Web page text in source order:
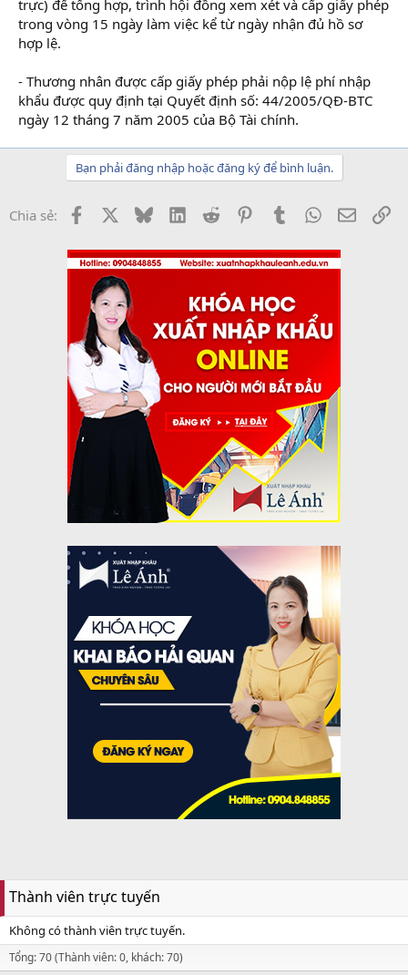
trực) để tổng hợp, trình hội đồng xem xét và cấp giấy phép
trong vòng 15 ngày làm việc kể từ ngày nhận đủ hồ sơ
hợp lệ.
- Thương nhân được cấp giấy phép phải nộp lệ phí nhập
khẩu được quy định tại Quyết định số: 44/2005/QĐ-BTC
ngày 12 tháng 7 năm 2005 của Bộ Tài chính.
Bạn phải đăng nhập hoặc đăng ký để bình luận.
Chia sẻ: Facebook BlueskyLinkedInReddit PinterestTumblrWhatsApp
Email
Thành viên trực tuyến
Không có thành viên trực tuyến.
Tổng: 70 (Thành viên: 0, khách: 70)